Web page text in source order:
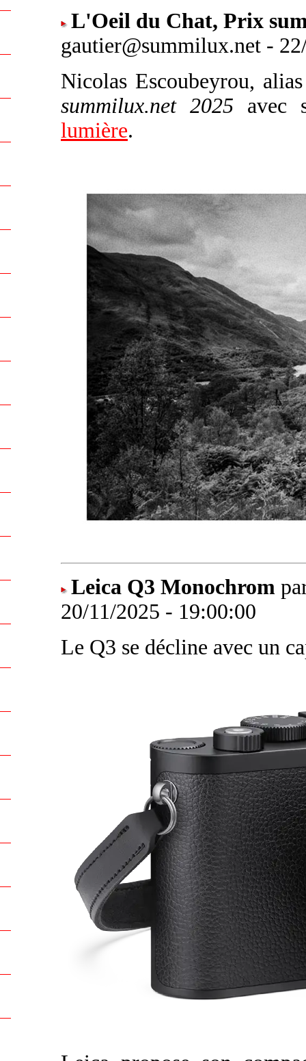
L'Oeil du Chat, Prix
gautier@summilux.net -
Nicolas Escoubeyrou,
summilux.net 2025 avec
lumière.
Leica Q3 Monochrom
20/11/2025 - 19:00:00
Le Q3 se décline avec un